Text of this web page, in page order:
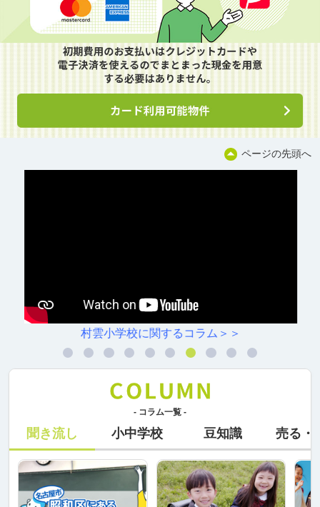
ページの先頭へ
村雲小学校に関するコラム＞＞
- コラム一覧 -
聞き流し 小中学校 豆知識 売る・